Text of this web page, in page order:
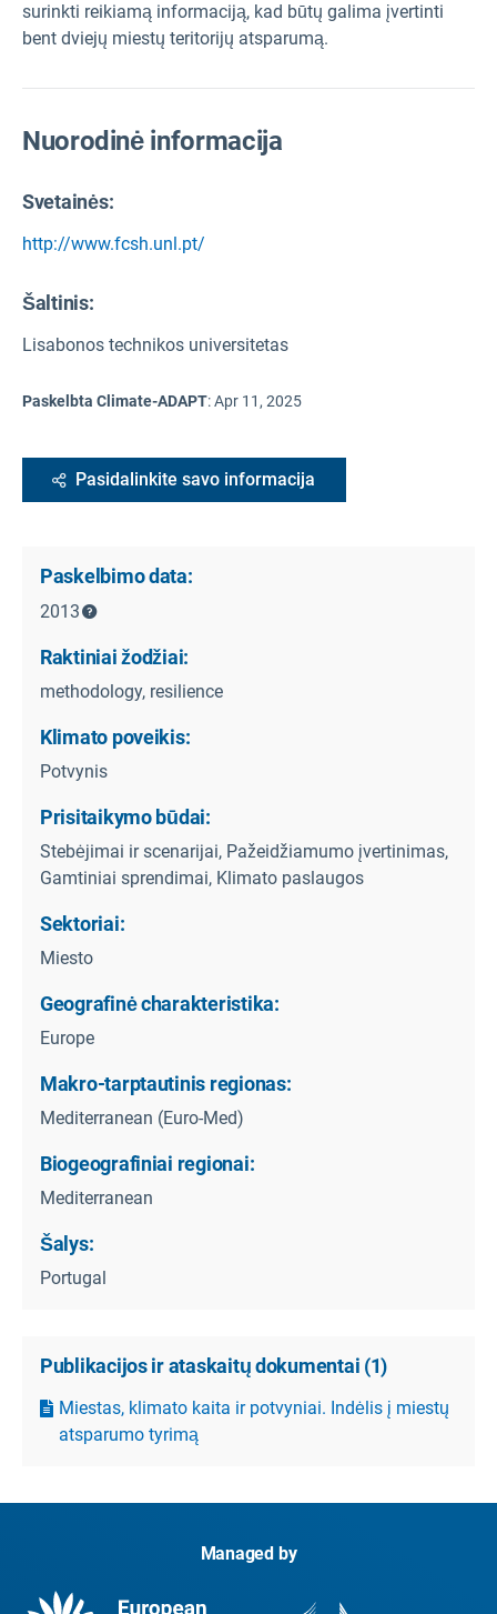
surinkti reikiamą informaciją, kad būtų galima įvertinti
bent dviejų miestų teritorijų atsparumą.
Nuorodinė informacija
Svetainės:
http://www.fcsh.unl.pt/
Šaltinis:
Lisabonos technikos universitetas
Paskelbta Climate-ADAPT:Apr 11, 2025
Pasidalinkite savo informacija
Paskelbimo data:
2013
Raktiniai žodžiai:
methodology, resilience
Klimato poveikis:
Potvynis
Prisitaikymo būdai:
Stebėjimai ir scenarijai, Pažeidžiamumo įvertinimas,
Gamtiniai sprendimai, Klimato paslaugos
Sektoriai:
Miesto
Geografinė charakteristika:
Europe
Makro-tarptautinis regionas:
Mediterranean (Euro-Med)
Biogeografiniai regionai:
Mediterranean
Šalys:
Portugal
Publikacijos ir ataskaitų dokumentai (1)
Miestas, klimato kaita ir potvyniai. Indėlis į miestų
atsparumo tyrimą
Managed by